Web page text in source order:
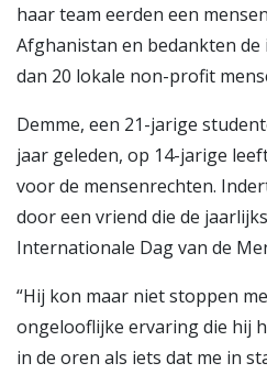
haar team eerden een
Afghanistan en bedankten
dan 20 lokale non-profit
Demme, een 21-jarige
jaar geleden, op 14-jarige
voor de mensenrechten.
door een vriend die de
Internationale Dag van de
“Hij kon maar niet stoppen
ongelooflijke ervaring die hij
in de oren als iets dat me in